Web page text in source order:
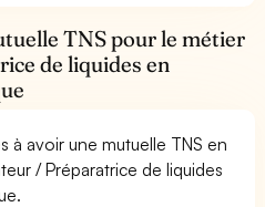
TNS pour le métier
de liquides en
à avoir une mutuelle TNS en
/ Préparatrice de liquides